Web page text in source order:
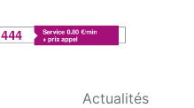
Actualités